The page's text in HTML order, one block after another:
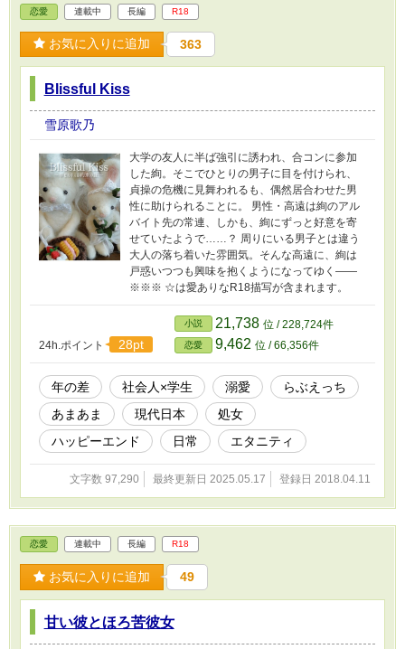
恋愛 連載中 長編 R18
お気に入りに追加 363
Blissful Kiss
雪原歌乃
大学の友人に半ば強引に誘われ、合コンに参加
した絢。そこでひとりの男子に目を付けられ、
貞操の危機に見舞われるも、偶然居合わせた男
性に助けられることに。 男性・高遠は絢のアル
バイト先の常連、しかも、絢にずっと好意を寄
せていたようで……？ 周りにいる男子とは違う
大人の落ち着いた雰囲気。そんな高遠に、絢は
戸惑いつつも興味を抱くようになってゆく――
※※※ ☆は愛ありなR18描写が含まれます。
24h.ポイント 28pt
小説 21,738 位 / 228,724件
恋愛 9,462 位 / 66,356件
年の差 社会人×学生 溺愛
らぶえっち
あまあま
現代日本
処女
ハッピーエンド
日常 エタニティ
文字数 97,290 最終更新日 2025.05.17 登録日 2018.04.11
恋愛 連載中 長編 R18
お気に入りに追加 49
甘い彼とほろ苦彼女